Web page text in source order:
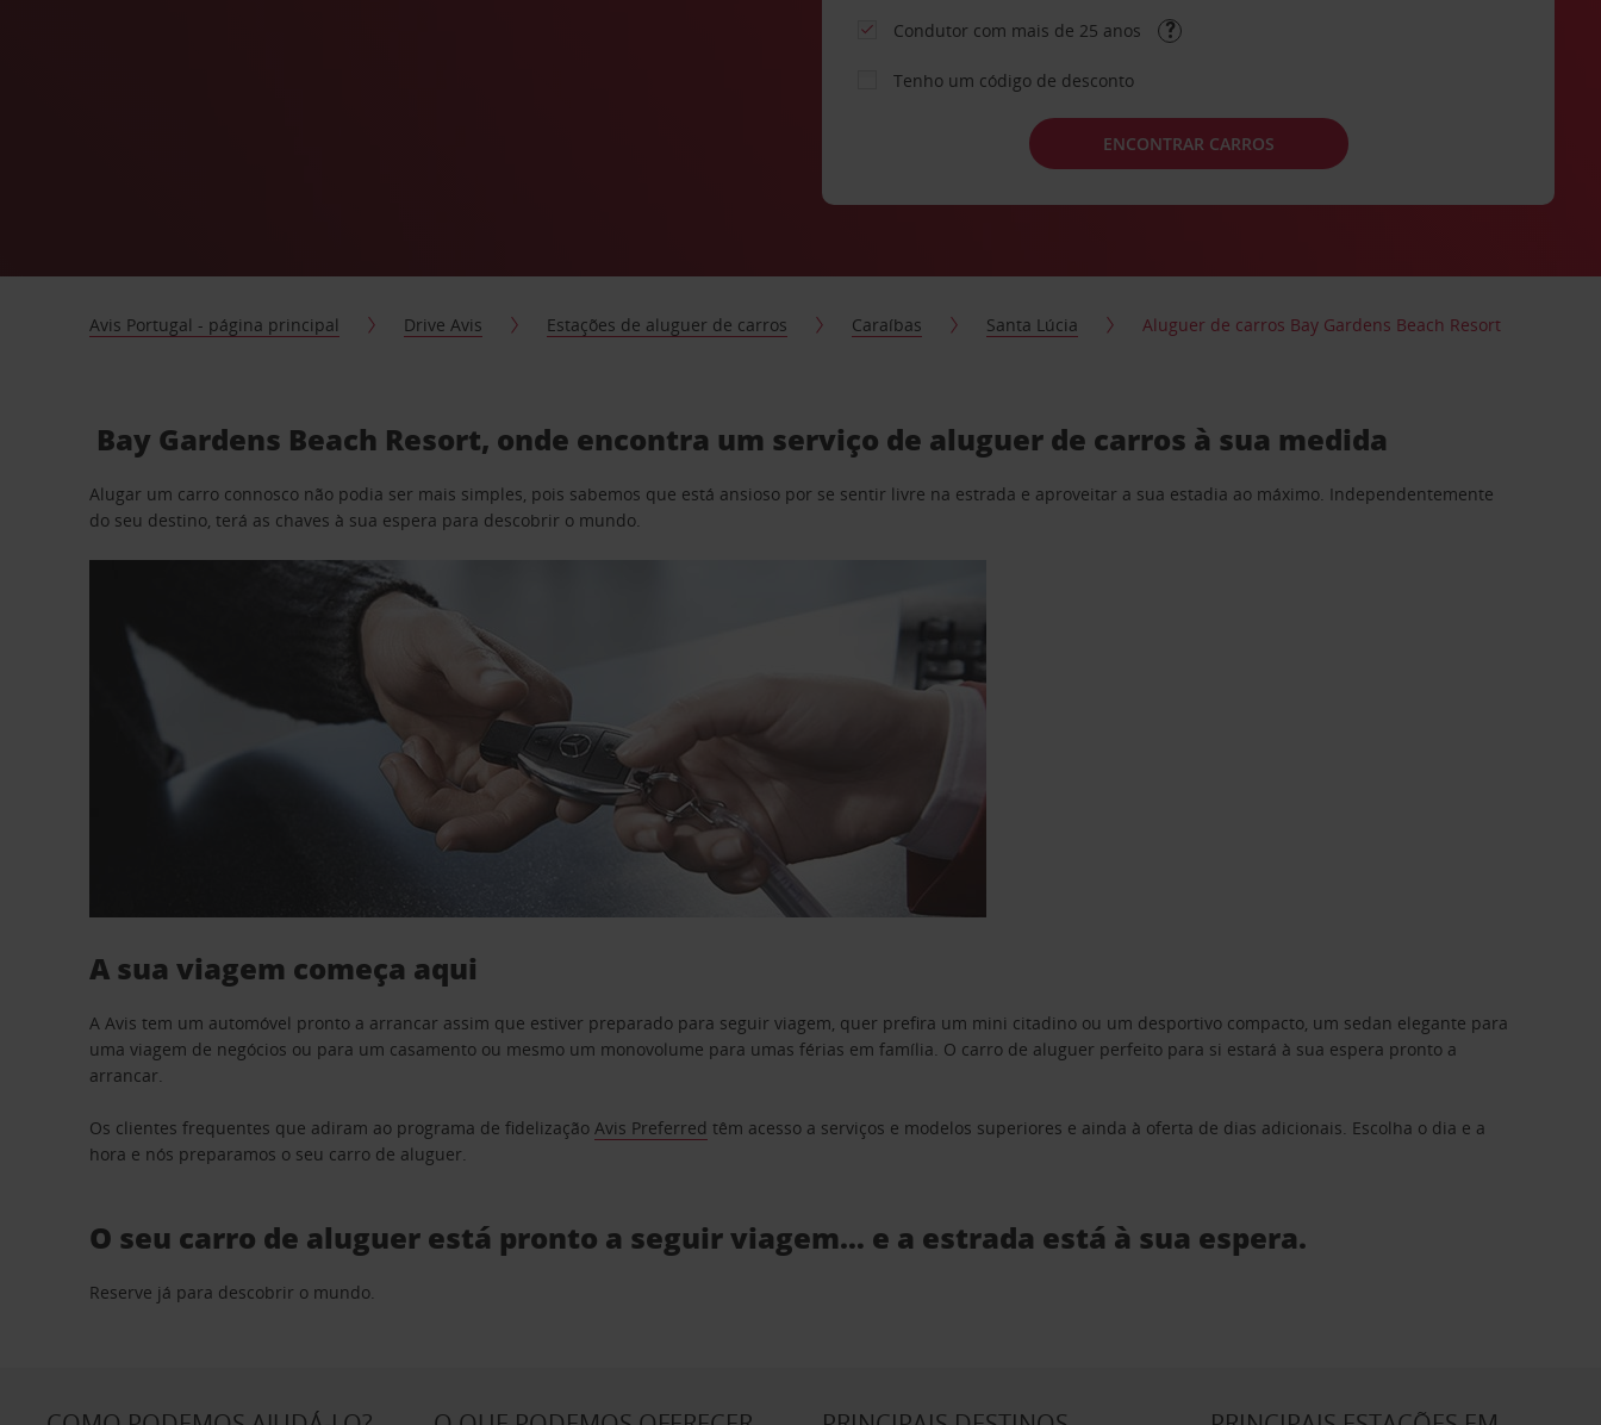
Condutor com mais de 25 anos
Tenho um código de desconto
ENCONTRAR CARROS
Avis Portugal - página principal Drive Avis Estações de aluguer de carros Caraíbas Santa Lúcia Aluguer de carros Bay Gardens Beach Resort
Bay Gardens Beach Resort, onde encontra um serviço de aluguer de carros à sua medida
Alugar um carro connosco não podia ser mais simples, pois sabemos que está ansioso por se sentir livre na estrada e aproveitar a sua estadia ao máximo. Independentemente
do seu destino, terá as chaves à sua espera para descobrir o mundo.
A sua viagem começa aqui
A Avis tem um automóvel pronto a arrancar assim que estiver preparado para seguir viagem, quer prefira um mini citadino ou um desportivo compacto, um sedan elegante para
uma viagem de negócios ou para um casamento ou mesmo um monovolume para umas férias em família. O carro de aluguer perfeito para si estará à sua espera pronto a
arrancar.
Os clientes frequentes que adiram ao programa de fidelizaçãoAvis Preferred têm acesso a serviços e modelos superiores e ainda à oferta de dias adicionais. Escolha o dia e a
hora e nós preparamos o seu carro de aluguer.
O seu carro de aluguer está pronto a seguir viagem… e a estrada está à sua espera.
Reserve já para descobrir o mundo.